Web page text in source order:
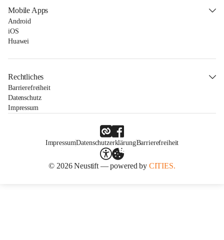
Mobile Apps
Android
iOS
Huawei
Rechtliches
Barrierefreiheit
Datenschutz
Impressum
ImpressumDatenschutzerklärungBarrierefreiheit
© 2026 Neustift — powered by CITIES.